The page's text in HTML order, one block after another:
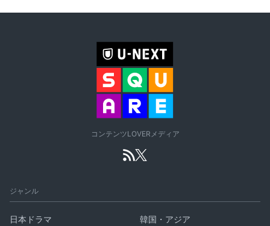
コンテンツLOVERメディア
ジャンル
日本ドラマ
韓国・アジア